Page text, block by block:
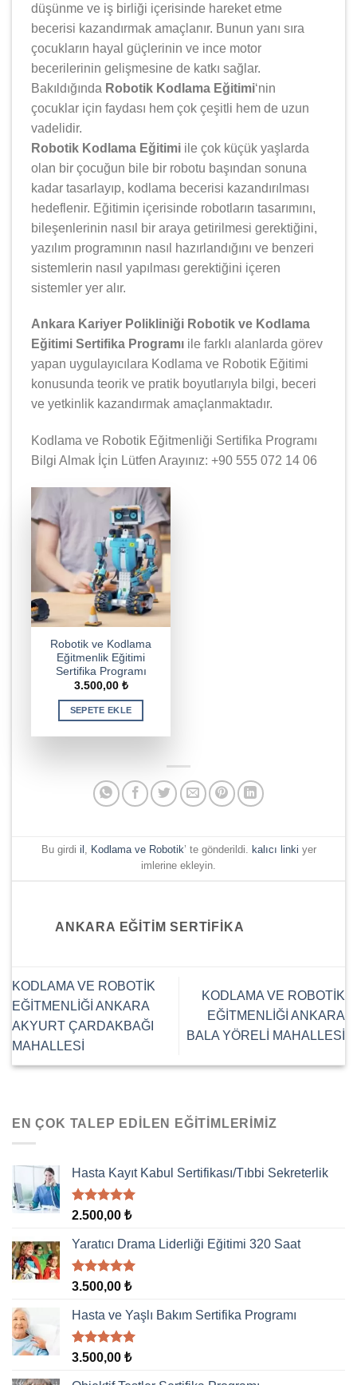
düşünme ve iş birliği içerisinde hareket etme
becerisi kazandırmak amaçlanır. Bunun yanı sıra
çocukların hayal güçlerinin ve ince motor
becerilerinin gelişmesine de katkı sağlar.
Bakıldığında Robotik Kodlama Eğitimi‘nin
çocuklar için faydası hem çok çeşitli hem de uzun
vadelidir.
Robotik Kodlama Eğitimi ile çok küçük yaşlarda
olan bir çocuğun bile bir robotu başından sonuna
kadar tasarlayıp, kodlama becerisi kazandırılması
hedeflenir. Eğitimin içerisinde robotların tasarımını,
bileşenlerinin nasıl bir araya getirilmesi gerektiğini,
yazılım programının nasıl hazırlandığını ve benzeri
sistemlerin nasıl yapılması gerektiğini içeren
sistemler yer alır.
Ankara Kariyer Polikliniği Robotik ve Kodlama
Eğitimi Sertifika Programı ile farklı alanlarda görev
yapan uygulayıcılara Kodlama ve Robotik Eğitimi
konusunda teorik ve pratik boyutlarıyla bilgi, beceri
ve yetkinlik kazandırmak amaçlanmaktadır.
Kodlama ve Robotik Eğitmenliği Sertifika Programı
Bilgi Almak İçin Lütfen Arayınız: +90 555 072 14 06
Robotik ve Kodlama
Eğitmenlik Eğitimi
Sertifika Programı
3.500,00 ₺
SEPETE EKLE
Bu girdi il , Kodlama ve Robotik’ te gönderildi. kalıcı linki yer
imlerine ekleyin.
ANKARA EĞITIM SERTIFIKA
KODLAMA VE ROBOTİK
EĞİTMENLİĞİ ANKARA
AKYURT ÇARDAKBAĞI
MAHALLESİ
KODLAMA VE ROBOTİK
EĞİTMENLİĞİ ANKARA
BALA YÖRELİ MAHALLESİ
EN ÇOK TALEP EDILEN EĞITIMLERIMIZ
Hasta Kayıt Kabul Sertifikası/Tıbbi Sekreterlik
5 üzerinden
aldı
2.500,00 ₺
Yaratıcı Drama Liderliği Eğitimi 320 Saat
5 üzerinden
aldı
3.500,00 ₺
Hasta ve Yaşlı Bakım Sertifika Programı
5 üzerinden
aldı
3.500,00 ₺